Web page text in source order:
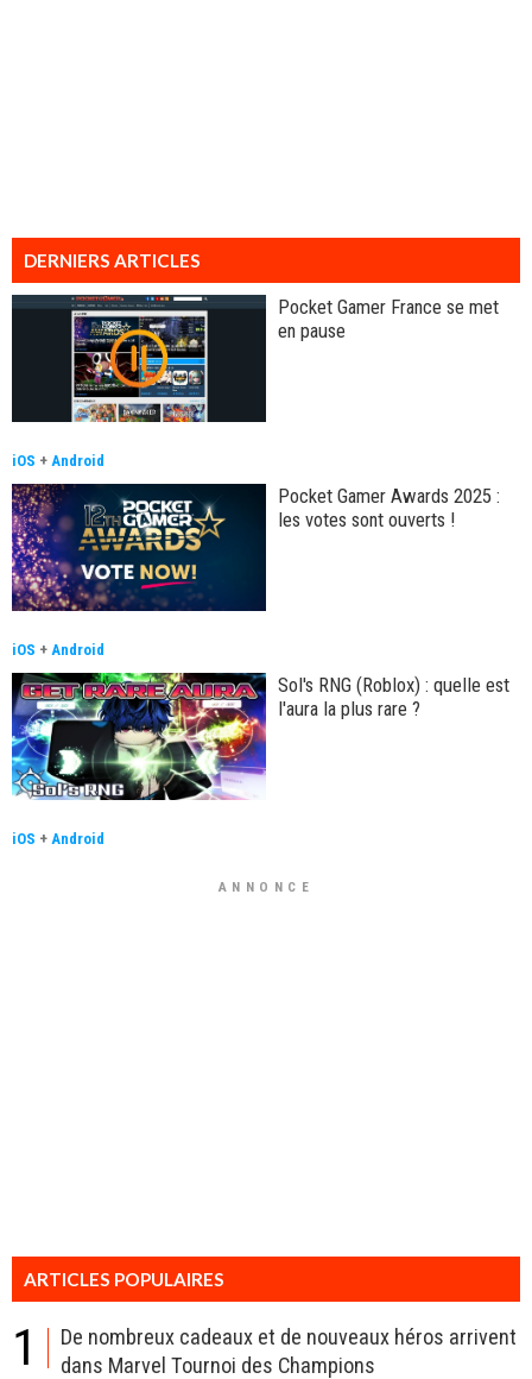
DERNIERS ARTICLES
Pocket Gamer France se met
en pause
iOS + Android
Pocket Gamer Awards 2025 :
les votes sont ouverts !
iOS + Android
Sol's RNG (Roblox) : quelle est
l'aura la plus rare ?
iOS + Android
ANNONCE
ARTICLES POPULAIRES
1
De nombreux cadeaux et de nouveaux héros arrivent
dans Marvel Tournoi des Champions